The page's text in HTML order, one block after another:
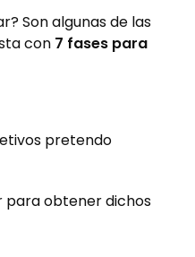
Son algunas de las
con 7 fases para
pretendo
para obtener dichos